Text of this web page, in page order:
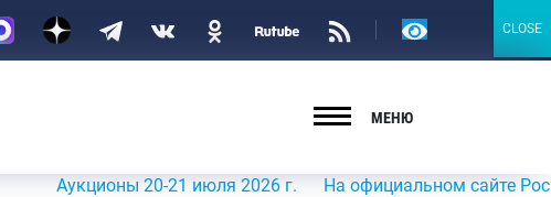
Версия
МЕНЮ
Аукционы 20-21 июля 2026 г. На официальном сайте
CLOSE
CLOSE